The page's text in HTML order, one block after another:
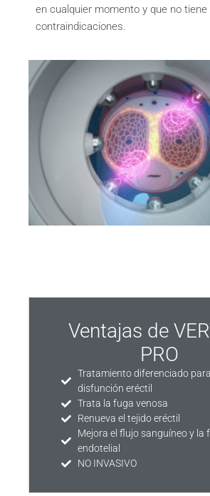
en cualquier momento y que no tiene
contraindicaciones.
Ventajas de
PRO
Tratamiento diferenciado
disfunción eréctil
Trata la fuga venosa
Renueva el tejido eréctil
Mejora el flujo sanguíneo y la
endotelial
NO INVASIVO